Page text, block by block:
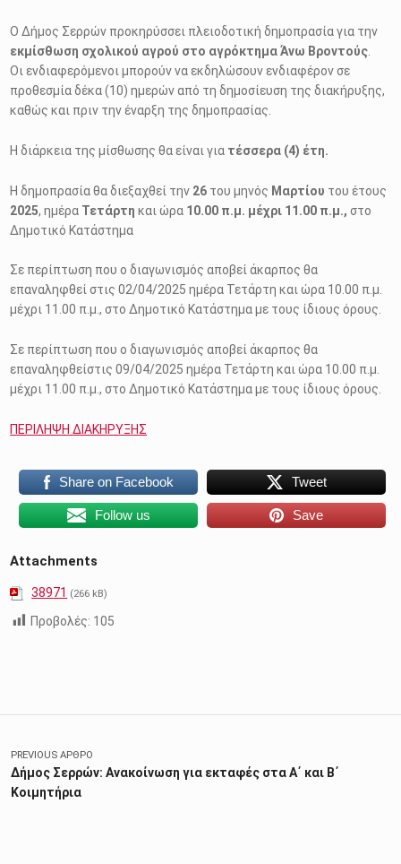
Ο Δήμος Σερρών προκηρύσσει πλειοδοτική δημοπρασία για την
εκμίσθωση σχολικού αγρού στο αγρόκτημα Άνω Βροντούς.
Οι ενδιαφερόμενοι μπορούν να εκδηλώσουν ενδιαφέρον σε
προθεσμία δέκα (10) ημερών από τη δημοσίευση της διακήρυξης,
καθώς και πριν την έναρξη της δημοπρασίας.
Η διάρκεια της μίσθωσης θα είναι για τέσσερα (4) έτη.
Η δημοπρασία θα διεξαχθεί την 26 του μηνός Μαρτίου του έτους
2025, ημέρα Τετάρτη και ώρα 10.00 π.μ. μέχρι 11.00 π.μ., στο
Δημοτικό Κατάστημα
Σε περίπτωση που ο διαγωνισμός αποβεί άκαρπος θα
επαναληφθεί στις 02/04/2025 ημέρα Τετάρτη και ώρα 10.00 π.μ.
μέχρι 11.00 π.μ., στο Δημοτικό Κατάστημα με τους ίδιους όρους.
Σε περίπτωση που ο διαγωνισμός αποβεί άκαρπος θα
επαναληφθείστις 09/04/2025 ημέρα Τετάρτη και ώρα 10.00 π.μ.
μέχρι 11.00 π.μ., στο Δημοτικό Κατάστημα με τους ίδιους όρους.
ΠΕΡΙΛΗΨΗ ΔΙΑΚΗΡΥΞΗΣ
Share on Facebook Tweet
Follow us Save
Attachments
38971 (266 kB)
Προβολές: 105
Πλοήγηση άρθρων
PREVIOUS ΆΡΘΡΟ
Δήμος Σερρών: Ανακοίνωση για εκταφές στα Α΄ και Β΄
Κοιμητήρια